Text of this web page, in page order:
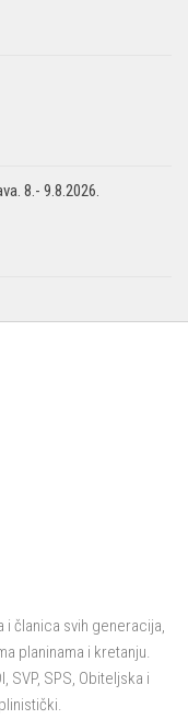
8.- 9.8.2026.
i članica svih generacija,
planinama i kretanju.
SVP, SPS, Obiteljska i